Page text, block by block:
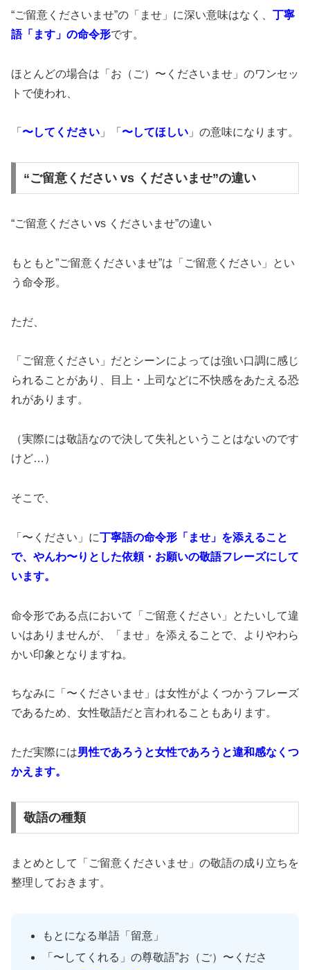
“ご留意くださいませ”の「ませ」に深い意味はなく、 丁寧
語「ます」の命令形です。
ほとんどの場合は「お（ご）〜くださいませ」のワンセッ
トで使われ、
「 〜してください 」「 〜してほしい 」の意味になります。
“ご留意ください vs くださいませ”の違い
“ご留意ください vs くださいませ”の違い
もともと”ご留意くださいませ”は「ご留意ください」とい
う命令形。
ただ、
「ご留意ください」だとシーンによっては強い口調に感じ
られることがあり、目上・上司などに不快感をあたえる恐
れがあります。
（実際には敬語なので決して失礼ということはないのです
けど…）
そこで、
「〜ください」に丁寧語の命令形「ませ」を添えること
で、やんわ〜りとした依頼・お願いの敬語フレーズにして
います。
命令形である点において「ご留意ください」とたいして違
いはありませんが、「ませ」を添えることで、よりやわら
かい印象となりますね。
ちなみに「〜くださいませ」は女性がよくつかうフレーズ
であるため、女性敬語だと言われることもあります。
ただ実際には男性であろうと女性であろうと違和感なくつ
かえます。
敬語の種類
まとめとして「ご留意くださいませ」の敬語の成り立ちを
整理しておきます。
もとになる単語「留意」
「〜してくれる」の尊敬語”お（ご）〜くださ